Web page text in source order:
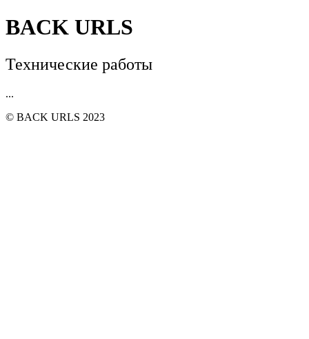
BACK URLS
Технические работы
...
© BACK URLS 2023